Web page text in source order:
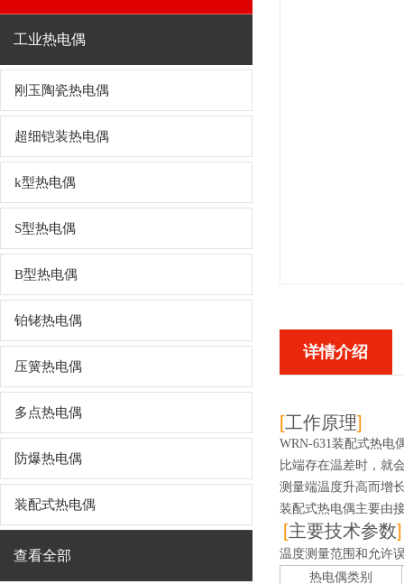
工业热电偶
刚玉陶瓷热电偶
超细铠装热电偶
k型热电偶
S型热电偶
B型热电偶
铂铑热电偶
压簧热电偶
多点热电偶
防爆热电偶
装配式热电偶
查看全部
详情介绍
[工作原理]
WRN-631装配式热电
比端存在温差时，就
测量端温度升高而增
装配式热电偶主要由
[主要技术参数]
温度测量范围和允许
热电偶类别